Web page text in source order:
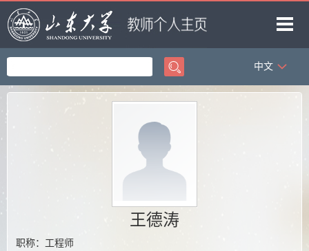
首页
中文
王德涛
职称：工程师